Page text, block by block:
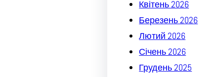
Квітень 2026
Березень 2026
Лютий 2026
Січень 2026
Грудень 2025